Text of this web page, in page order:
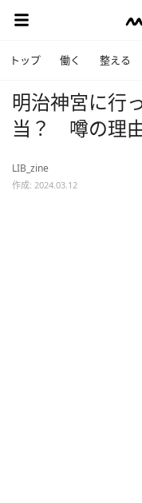
トップ 働く 整える
明治神宮に行
当？ 噂の理
LIB_zine
作成: 2024.03.12